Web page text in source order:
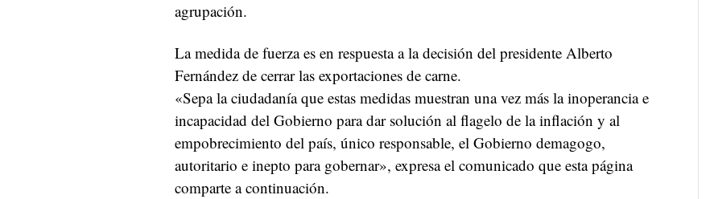
agrupación.
La medida de fuerza es en respuesta a la decisión del presidente Alberto
Fernández de cerrar las exportaciones de carne.
«Sepa la ciudadanía que estas medidas muestran una vez más la inoperancia e
incapacidad del Gobierno para dar solución al flagelo de la inflación y al
empobrecimiento del país, único responsable, el Gobierno demagogo,
autoritario e inepto para gobernar», expresa el comunicado que esta página
comparte a continuación.